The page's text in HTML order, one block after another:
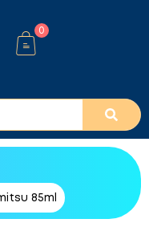
0
85ml